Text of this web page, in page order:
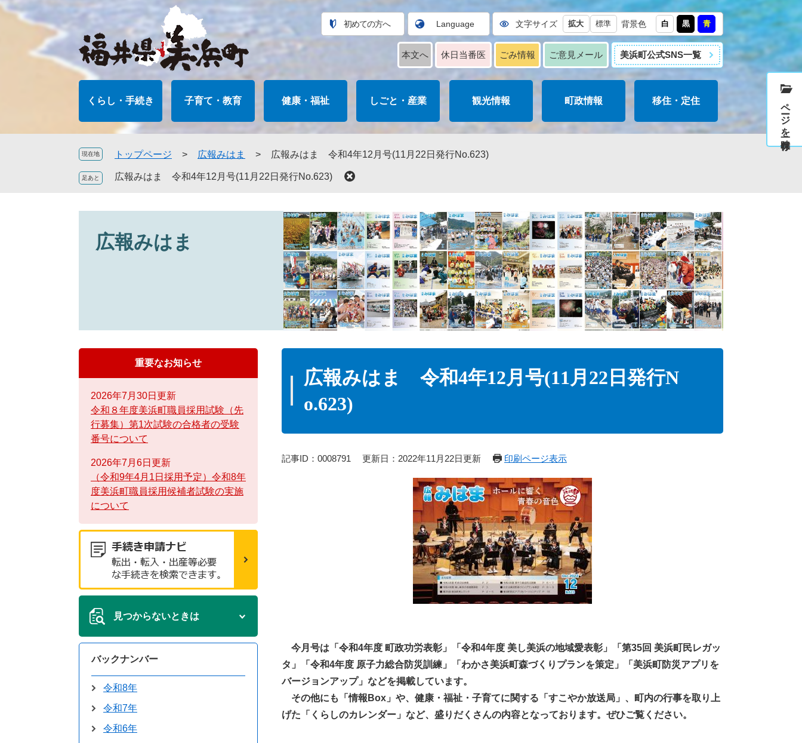
ペ
メ
本
初めての方へ Language 文字サイズ 拡大 標準 背景色 白 黒 青
本文へ 休日当番医 ごみ情報 ご意見メール 美浜町公式SNS一覧
くらし・手続き 子育て・教育 健康・福祉 しごと・産業 観光情報 町政情報 移住・定住
現在地 トップページ > 広報みはま > 広報みはま 令和4年12月号(11月22日発行No.623)
広報みはま 令和4年12月号(11月22日発行No.623)
広報みはま
広報みはま 令和4年12月号(11月22日発行N
o.623)
記事ID：0008791 更新日：2022年11月22日更新 印刷ページ表示
今月号は「令和4年度 町政功労表彰 」「 令和4年度 美し美浜の地域愛表彰 」「第35回 美浜町民レガッ
タ」
「令和4年度 原子力総合防災訓練 」「わかさ美浜町森づくりプランを策定」「美浜町防災アプリを
バージョンアップ」 などを掲載しています。
その他にも「情報Box」や、健康・福祉・子育てに関する「すこやか放送局」、町内の行事を取り上
げた「くらしのカレンダー」など、盛りだくさんの内容となっております。ぜひご覧ください。
重要なお知らせ
2026年7月30日更新
令和８年度美浜町職員採用試験（先
行募集）第1次試験の合格者の受験
番号について
2026年7月6日更新
（令和9年4月1日採用予定）令和8年
度美浜町職員採用候補者試験の実施
について
見つからないときは
バックナンバー
令和8年
令和7年
令和6年
ページを一時保存